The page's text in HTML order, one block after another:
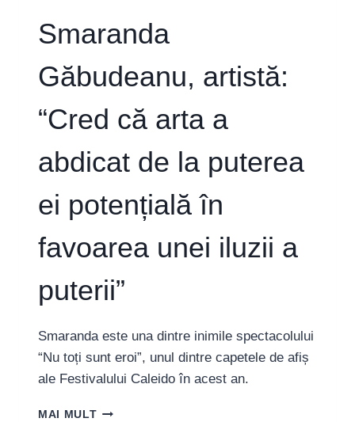
Smaranda
Găbudeanu, artistă:
“Cred că arta a
abdicat de la puterea
ei potențială în
favoarea unei iluzii a
puterii”
Smaranda este una dintre inimile spectacolului
“Nu toți sunt eroi”, unul dintre capetele de afiș
ale Festivalului Caleido în acest an.
MAI MULTSMARANDA